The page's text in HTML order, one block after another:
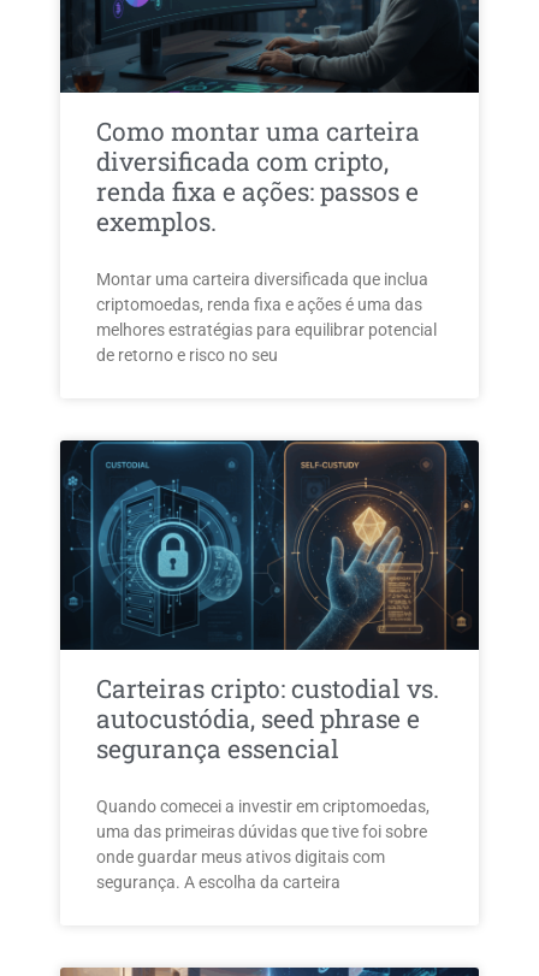
Como montar uma carteira
diversificada com cripto,
renda fixa e ações: passos e
exemplos.
Montar uma carteira diversificada que inclua
criptomoedas, renda fixa e ações é uma das
melhores estratégias para equilibrar potencial
de retorno e risco no seu
Carteiras cripto: custodial vs.
autocustódia, seed phrase e
segurança essencial
Quando comecei a investir em criptomoedas,
uma das primeiras dúvidas que tive foi sobre
onde guardar meus ativos digitais com
segurança. A escolha da carteira